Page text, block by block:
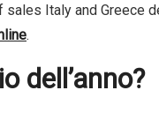
sales Italy and Greece
.
dell’anno?